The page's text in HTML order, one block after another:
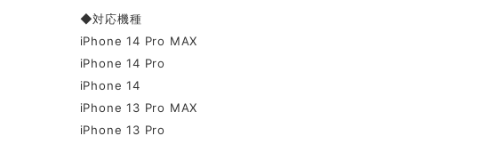
◆対応機種
iPhone 14 Pro MAX
iPhone 14 Pro
iPhone 14
iPhone 13 Pro MAX
iPhone 13 Pro